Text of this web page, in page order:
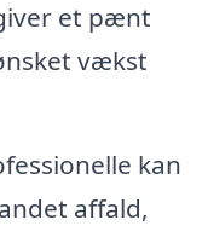
et pænt
vækst
kan
affald,